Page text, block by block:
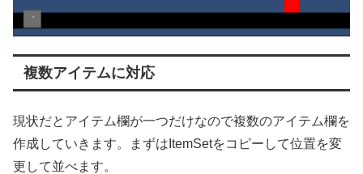
複数アイテムに対応
現状だとアイテム欄が一つだけなので複数のアイテム欄を
作成していきます。まずはItemSetをコピーして位置を変
更して並べます。